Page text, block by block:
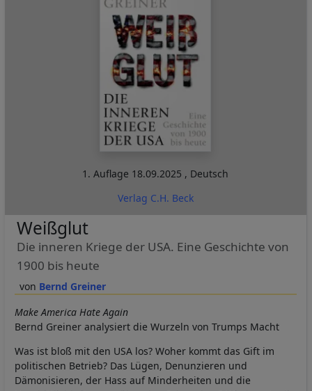
1. Auflage 18.09.2025 , Deutsch
Verlag C.H. Beck
Bernd Greiner
Weißglut
Die inneren Kriege der USA. Eine Geschichte von
1900 bis heute
Make America Hate Again
Bernd Greiner analysiert die Wurzeln von Trumps Macht
Was ist bloß mit den USA los? Woher kommt das Gift im
politischen Betrieb? Das Lügen, Denunzieren und
Dämonisieren, der Hass auf Minderheiten und die